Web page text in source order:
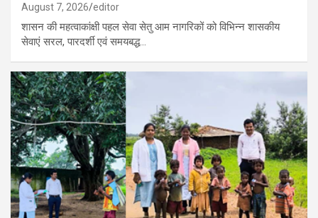
August 7, 2026 editor
शासन की महत्वाकांक्षी पहल सेवा सेतु आम नागरिकों को विभिन्न शासकीय
सेवाएं सरल, पारदर्शी एवं समयबद्ध…